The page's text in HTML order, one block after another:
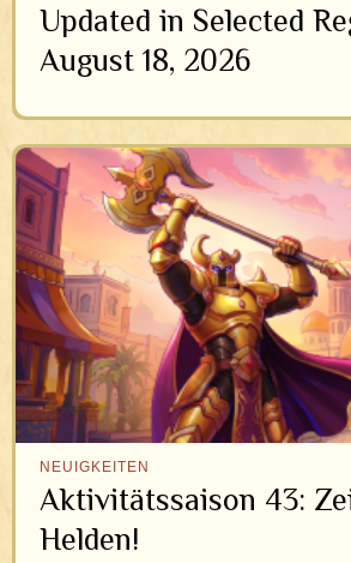
Updated in Selected
August 18, 2026
NEUIGKEITEN
Aktivitätssaison 43:
Helden!